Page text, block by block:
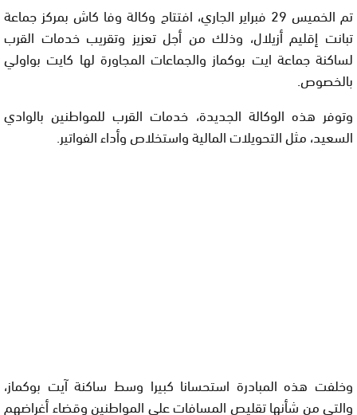
تم الخميس 29 فبراير الجاري، افتتاح وكالة وفا كاش بمركز جماعة
تبانت إقليم أزيلال، وذلك من أجل تعزيز وتقريب خدمات القرب
لساكنة جماعة ايت بوكماز والجماعات المجاورة لها كايت بواولي
بالخصوص.
وتوفر هذه الوكالة الجديدة، خدمات القرب للمواطنين بالوادي
السعيد، مثل التحويلات المالية واستخلاص وأداء الفواتير.
وخلفت هذه المبادرة استحسانا كبيرا وسط ساكنة آيت بوكماز،
والتي من شأنها تقليص المسافات على المواطنين وقضاء أغراضهم